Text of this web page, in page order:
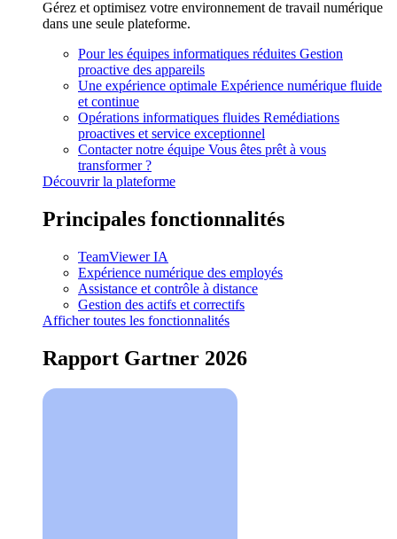
Gérez et optimisez votre environnement de travail numérique
dans une seule plateforme.
Pour les équipes informatiques réduites Gestion
proactive des appareils
Une expérience optimale Expérience numérique fluide
et continue
Opérations informatiques fluides Remédiations
proactives et service exceptionnel
Contacter notre équipe Vous êtes prêt à vous
transformer ?
Découvrir la plateforme
Principales fonctionnalités
TeamViewer IA
Expérience numérique des employés
Assistance et contrôle à distance
Gestion des actifs et correctifs
Afficher toutes les fonctionnalités
Rapport Gartner 2026